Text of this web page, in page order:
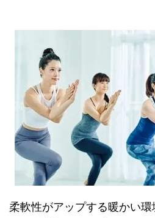
柔軟性がアップする暖かい